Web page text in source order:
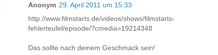
Anonym 29. April 2011 um 15:33
http://www.filmstarts.de/videos/shows/filmstarts-
fehlerteufel/episode/?cmedia=19214348
Das sollte nach deinem Geschmack sein!